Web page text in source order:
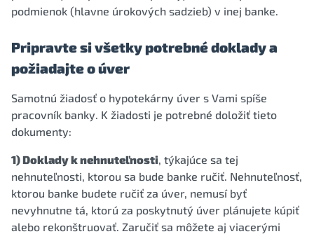
podmienok (hlavne úrokových sadzieb) v inej banke.
Pripravte si všetky potrebné doklady a
požiadajte o úver
Samotnú žiadosť o hypotekárny úver s Vami spíše
pracovník banky. K žiadosti je potrebné doložiť tieto
dokumenty:
1) Doklady k nehnuteľnosti, týkajúce sa tej
nehnuteľnosti, ktorou sa bude banke ručiť. Nehnuteľnosť,
ktorou banke budete ručiť za úver, nemusí byť
nevyhnutne tá, ktorú za poskytnutý úver plánujete kúpiť
alebo rekonštruovať. Zaručiť sa môžete aj viacerými